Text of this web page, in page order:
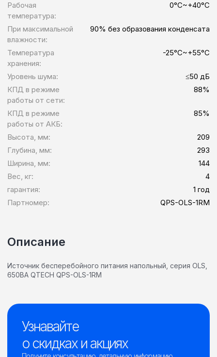
Рабочая
температура:
0°C~+40°C
При максимальной
влажности:
90% без образования конденсата
Температура
хранения:
-25°C~+55°C
Уровень шума:
≤50 дБ
КПД в режиме
работы от сети:
88%
КПД в режиме
работы от АКБ:
85%
Высота, мм:
209
Глубина, мм:
293
Ширина, мм:
144
Вес, кг:
4
гарантия:
1 год
Партномер:
QPS-OLS-1RM
Описание
Источник бесперебойного питания напольный, серия OLS,
650ВА QTECH QPS-OLS-1RM
Узнавайте
о скидках и акциях